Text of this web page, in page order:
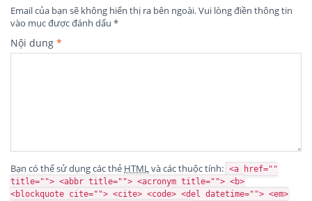
Email của bạn sẽ không hiển thị ra bên ngoài.Vui lòng điền thông tin
vào mục được đánh dấu *
Nội dung *
Bạn có thể sử dụng các thẻ HTMLvà các thuộc tính: <a href=""
title=""> <abbr title=""> <acronym title=""> <b>
<blockquote cite=""> <cite> <code> <del datetime=""> <em>